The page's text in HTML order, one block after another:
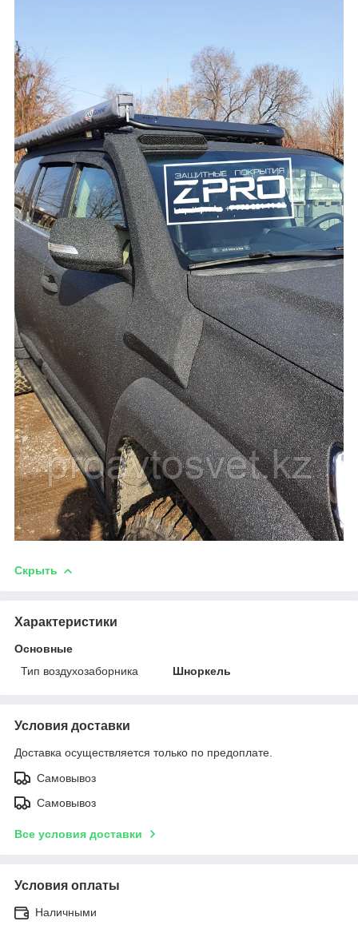
Скрыть
Характеристики
Основные
Тип воздухозаборника
Шноркель
Условия доставки
Доставка осуществляется только по предоплате.
Самовывоз
Самовывоз
Все условия доставки
Условия оплаты
Наличными